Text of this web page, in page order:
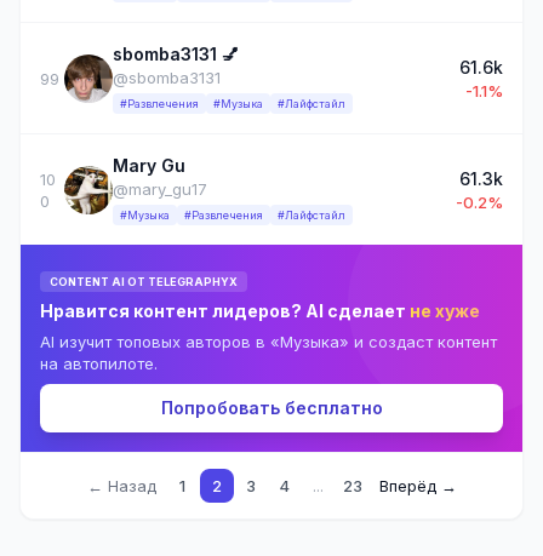
99
sbomba3131 💅
@sbomba3131
#Развлечения #Музыка #Лайфстайл
61.6k
-1.1%
10
0
Mary Gu
@mary_gu17
#Музыка #Развлечения #Лайфстайл
61.3k
-0.2%
CONTENT AI ОТ TELEGRAPHYX
Нравится контент лидеров? AI сделает не хуже
AI изучит топовых авторов в «Музыка» и создаст контент
на автопилоте.
Попробовать бесплатно
← Назад 1 2 3 4 ... 23 Вперёд →